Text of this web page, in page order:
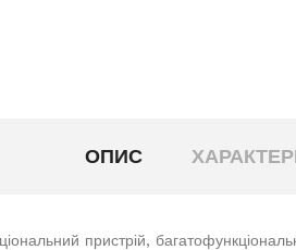
ОПИС
пристрій,